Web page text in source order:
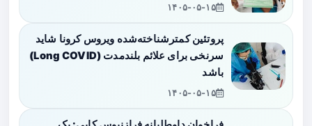
۱۴۰۵-۰۵-۱۵
پروتئین کمترشناخته‌شده ویروس کرونا شاید
سرنخی برای علائم بلندمدت (Long COVID)
باشد
۱۴۰۵-۰۵-۱۵